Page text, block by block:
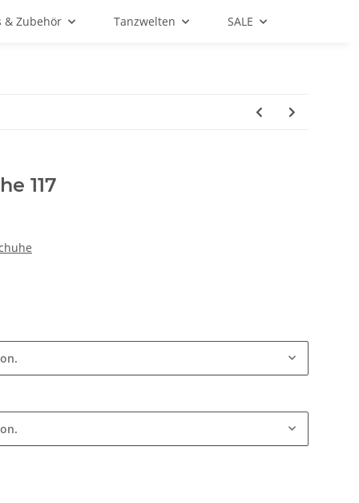
& Zubehör Tanzwelten SALE
117